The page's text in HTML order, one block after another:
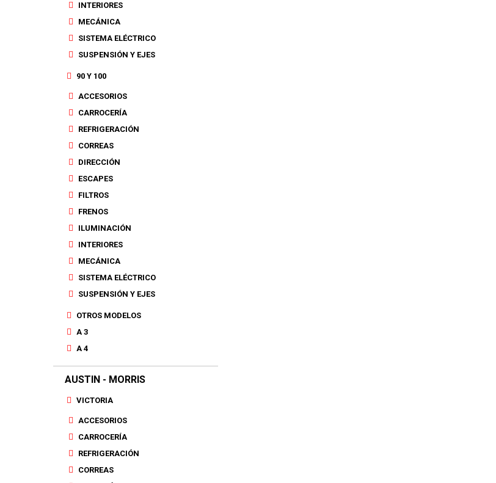
INTERIORES
MECÁNICA
SISTEMA ELÉCTRICO
SUSPENSIÓN Y EJES
90 Y 100
ACCESORIOS
CARROCERÍA
REFRIGERACIÓN
CORREAS
DIRECCIÓN
ESCAPES
FILTROS
FRENOS
ILUMINACIÓN
INTERIORES
MECÁNICA
SISTEMA ELÉCTRICO
SUSPENSIÓN Y EJES
OTROS MODELOS
A 3
A 4
AUSTIN - MORRIS
VICTORIA
ACCESORIOS
CARROCERÍA
REFRIGERACIÓN
CORREAS